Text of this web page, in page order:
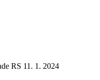
RS 11. 1. 2024